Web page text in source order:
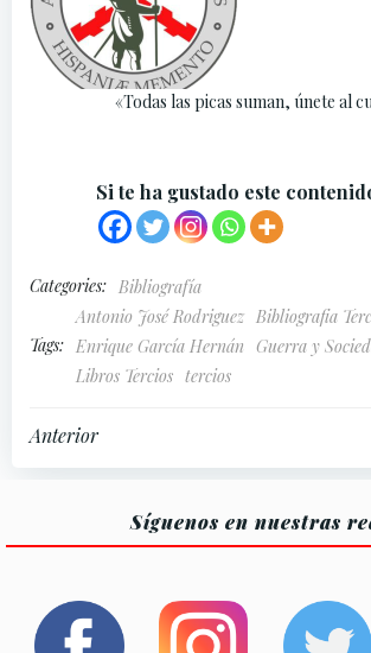
«Todas las picas suman, únete al
Si te ha gustado este
Categories: Bibliografía
Tags:
Antonio José Rodriguez Bibliografia
Enrique García Hernán Guerra y
Libros Tercios tercios
Navegación
las
entradas
Anterior
por
las
Síguenos en nuestras